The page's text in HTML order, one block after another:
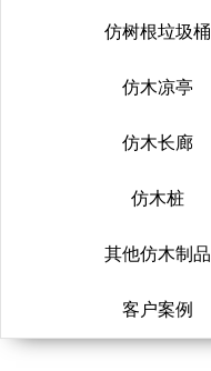
仿树根垃圾桶
仿木凉亭
仿木长廊
仿木桩
其他仿木制品
客户案例